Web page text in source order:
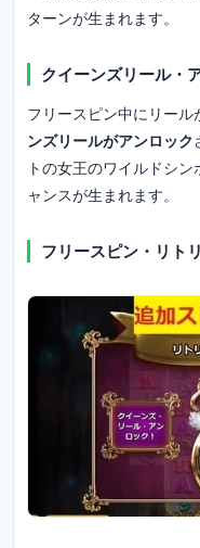
ターンが生まれます。
クイーンズリール・
フリースピン中にリール
ンズリールがアンロック
トの女王のワイルドシ
ャンスが生まれます。
フリースピン・リト